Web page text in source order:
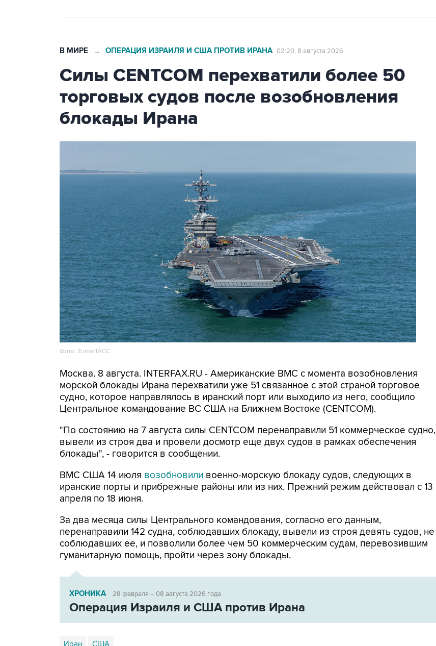
В МИРЕ → ОПЕРАЦИЯ ИЗРАИЛЯ И США ПРОТИВ ИРАНА 02:20, 8 августа 2026
Силы CENTCOM перехватили более 50
торговых судов после возобновления
блокады Ирана
Фото: Zuma\ТАСС
Москва. 8 августа. INTERFAX.RU - Американские ВМС с момента возобновления
морской блокады Ирана перехватили уже 51 связанное с этой страной торговое
судно, которое направлялось в иранский порт или выходило из него, сообщило
Центральное командование ВС США на Ближнем Востоке (CENTCOM).
"По состоянию на 7 августа силы CENTCOM перенаправили 51 коммерческое судно,
вывели из строя два и провели досмотр еще двух судов в рамках обеспечения
блокады", - говорится в сообщении.
ВМС США 14 июля возобновили военно-морскую блокаду судов, следующих в
иранские порты и прибрежные районы или из них. Прежний режим действовал с 13
апреля по 18 июня.
За два месяца силы Центрального командования, согласно его данным,
перенаправили 142 судна, соблюдавших блокаду, вывели из строя девять судов, не
соблюдавших ее, и позволили более чем 50 коммерческим судам, перевозившим
гуманитарную помощь, пройти через зону блокады.
ХРОНИКА 28 февраля – 08 августа 2026 года
Операция Израиля и США против Ирана
Иран США